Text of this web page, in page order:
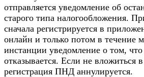
отправляется уведомление об
старого типа налогообложения.
сначала регистрируется в
онлайн и только потом в течение
инстанции уведомление о том,
отказывается. Если не вложиться
регистрация ПНД аннулируется.